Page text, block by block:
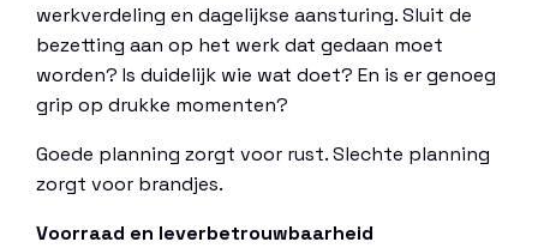
werkverdeling en dagelijkse aansturing. Sluit de
bezetting aan op het werk dat gedaan moet
worden? Is duidelijk wie wat doet? En is er genoeg
grip op drukke momenten?
Goede planning zorgt voor rust. Slechte planning
zorgt voor brandjes.
Voorraad en leverbetrouwbaarheid